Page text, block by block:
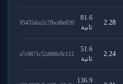
2.28
81.6
ثانية
95455dce2c7fbcd6e020
2.24
51.6
ثانية
a7c9871c52df60c9c112
136.9